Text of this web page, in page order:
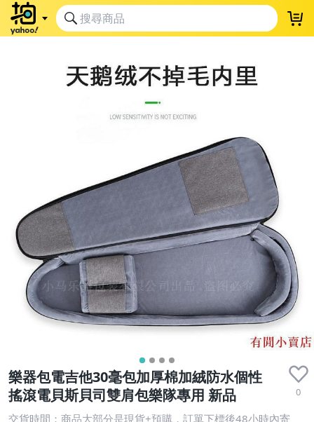
樂器包電吉他30毫包加厚棉加絨防水個性
搖滾電貝斯貝司雙肩包樂隊專用 新品
0
交貨時間：商品大部分是現貨+預購，訂單下標後48小時內寄